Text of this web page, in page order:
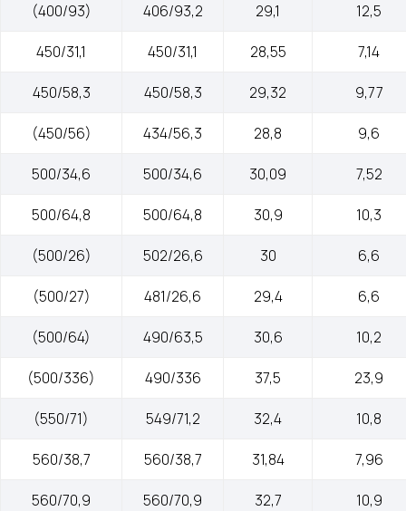
(400/93) 406/93,2 29,1 12,5
450/31,1 450/31,1 28,55 7,14
450/58,3 450/58,3 29,32 9,77
(450/56) 434/56,3 28,8 9,6
500/34,6 500/34,6 30,09 7,52
500/64,8 500/64,8 30,9 10,3
(500/26) 502/26,6 30 6,6
(500/27) 481/26,6 29,4 6,6
(500/64) 490/63,5 30,6 10,2
(500/336) 490/336 37,5 23,9
(550/71) 549/71,2 32,4 10,8
560/38,7 560/38,7 31,84 7,96
560/70,9 560/70,9 32,7 10,9
Меню
О компании
Контакты
+7 (499) 289-80-03
mail@cab-tech.ru